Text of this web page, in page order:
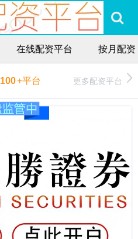
在线配资平台 按月配资
100+平台 更多配资平台